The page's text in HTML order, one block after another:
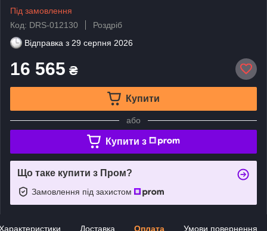
Під замовлення
Код: DRS-012130
Роздріб
Відправка з 29 серпня 2026
16 565 ₴
Купити
або
Купити з
Що таке купити з Пром?
Замовлення під захистом
Доставка Оплата Умови повернення